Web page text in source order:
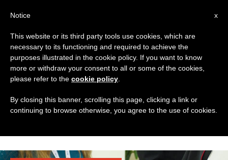
TAG
Posts Tagged ‘رهبانية
القدّيس جوزافات
الباسيلية’
x
Notice
This website or its third party tools use cookies, which are
necessary to its functioning and required to achieve the
purposes illustrated in the cookie policy. If you want to know
more or withdraw your consent to all or some of the cookies,
please refer to the cookie policy
By closing this banner, scrolling this page, clicking a link or
continuing to browse otherwise, you agree to the use of cookies.